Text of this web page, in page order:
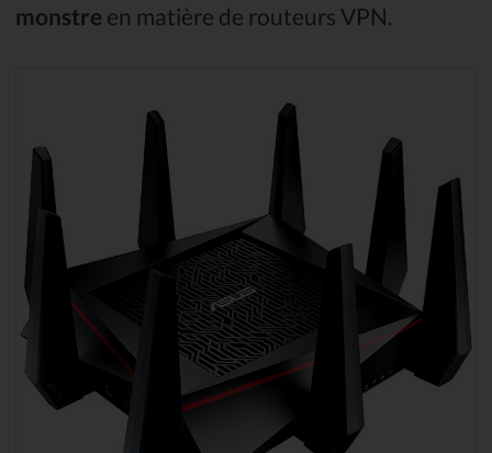
monstre en matière de routeurs VPN.